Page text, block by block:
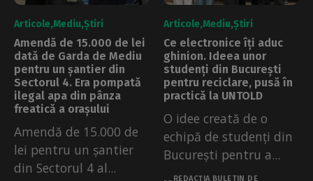
Articole Mediu Știri
Amendă de 15.000 de lei
dată de Garda de Mediu
pentru un șantier din
Sectorul 4. Era pompată
ilegal apa din pânza
freatică a orașului
Amendă de 15.000 de
lei pentru un șantier
din Sectorul 4 al...
Articole Mediu Știri
Ce electronice îți aduc
ghinion. Ideea unor
studenți din București
pentru reciclare, pusă în
practică la UNTOLD
O idee creată de o
echipă de studenți din
București pentru a...
REDACȚIA BULETIN DE